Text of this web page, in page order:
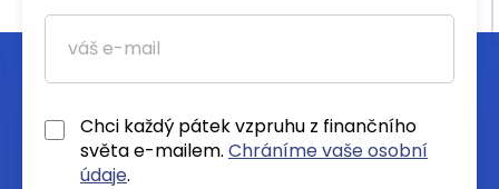
Chci každý pátek vzpruhu z finančního
světa e-mailem. Chráníme vaše osobní
údaje.